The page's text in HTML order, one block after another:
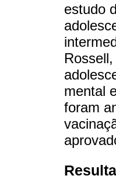
estudo
mental
foram